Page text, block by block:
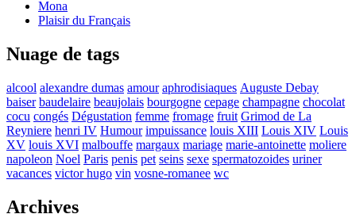
Mona
Plaisir du Français
Nuage de tags
alcool alexandre dumas amour aphrodisiaques Auguste Debay
baiser baudelaire beaujolais bourgogne cepage champagne chocolat
cocu congés Dégustation femme fromage fruit Grimod de La
Reyniere henri IV Humour impuissance louis XIII Louis XIV Louis
XV louis XVI malbouffe margaux mariage marie-antoinette moliere
napoleon Noel Paris penis pet seins sexe spermatozoides uriner
vacances victor hugo vin vosne-romanee wc
Archives